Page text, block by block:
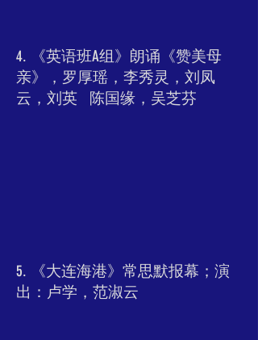
4. 《英语班A组》朗诵《赞美母
亲》，罗厚瑶，李秀灵，刘凤
云，刘英 陈国缘，吴芝芬
5. 《大连海港》常思默报幕；演
出：卢学，范淑云